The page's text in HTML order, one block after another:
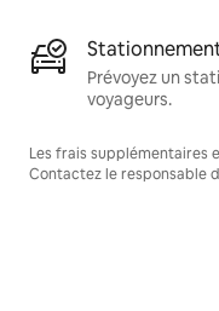
Prévoyez un
voyageurs.
Les frais supplémentaires
Contactez le responsable